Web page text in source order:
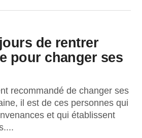
de rentrer
pour changer ses
recommandé de changer ses
il est de ces personnes qui
et qui établissent